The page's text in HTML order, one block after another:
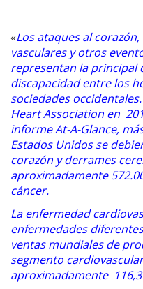
«Los ataques al
vasculares y otros
representan la principal
discapacidad entre los
sociedades
Heart Association en
informe At-A-Glance,
Estados Unidos se
corazón y derrames
aproximadamente
cáncer.
La enfermedad
enfermedades
ventas mundiales de
segmento
aproximadamente